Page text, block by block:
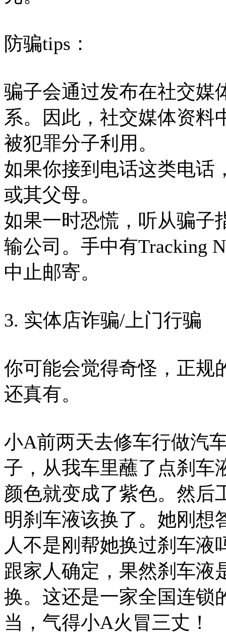
防骗tips：
骗子会通过发布在社交媒
系。因此，社交媒体资料
被犯罪分子利用。
如果你接到电话这类电话
或其父母。
如果一时恐慌，听从骗子
输公司。手中有Tracking
中止邮寄。
3. 实体店诈骗/上门行骗
你可能会觉得奇怪，正规
还真有。
小A前两天去修车行做汽
子，从我车里蘸了点刹车
颜色就变成了紫色。然后
明刹车液该换了。她刚想
人不是刚帮她换过刹车液
跟家人确定，果然刹车液
换。这还是一家全国连锁
当，气得小A火冒三丈！